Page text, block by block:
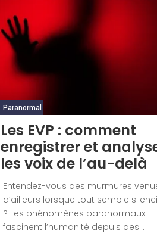
Paranormal
Les EVP : comment
enregistrer et
les voix de l’au-delà
Entendez-vous des murmures
d’ailleurs lorsque tout semble
? Les phénomènes paranormaux
fascinent l’humanité depuis des...